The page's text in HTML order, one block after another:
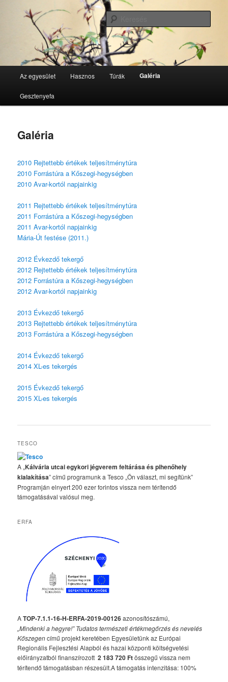
GesztenyeKék
GesztenyeKék Természetbarát Egyesület honlapja
Az egyesület Hasznos Túrák Galéria
Gesztenyefa
Galéria
2010 Rejtettebb értékek teljesítménytúra
2010 Forrástúra a Kőszegi-hegységben
2010 Avar-kortól napjainkig
2011 Rejtettebb értékek teljesítménytúra
2011 Forrástúra a Kőszegi-hegységben
2011 Avar-kortól napjainkig
Mária-Út festése (2011.)
2012 Évkezdő tekergő
2012 Rejtettebb értékek teljesítménytúra
2012 Forrástúra a Kőszegi-hegységben
2012 Avar-kortól napjainkig
2013 Évkezdő tekergő
2013 Rejtettebb értékek teljesítménytúra
2013 Forrástúra a Kőszegi-hegységben
2014 Évkezdő tekergő
2014 XL-es tekergés
2015 Évkezdő tekergő
2015 XL-es tekergés
TESCO
A „Kálvária utcai egykori jégverem feltárása és pihenőhely
kialakítása” című programunk a Tesco „Ön választ, mi segítünk”
Programján elnyert 200 ezer forintos vissza nem térítendő
támogatásával valósul meg.
ERFA
ATOP-7.1.1-16-H-ERFA-2019-00126azonosítószámú,
„Mindenki a hegyre!” Tudatos természeti értékmegőrzés és nevelés
Kőszegencímű projekt keretében Egyesületünk az Európai
Regionális Fejlesztési Alapból és hazai központi költségvetési
előirányzatból finanszírozott2 183 720 Ftösszegű vissza nem
térítendő támogatásban részesült.A támogatás intenzitása: 100%